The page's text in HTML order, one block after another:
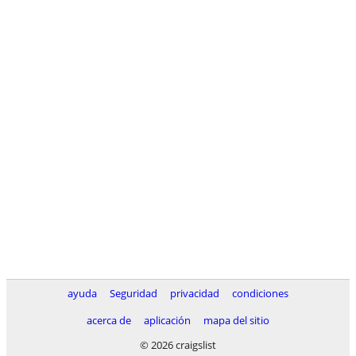
ayuda Seguridad privacidad
condiciones
acerca de
aplicación
mapa del sitio
© 2026 craigslist